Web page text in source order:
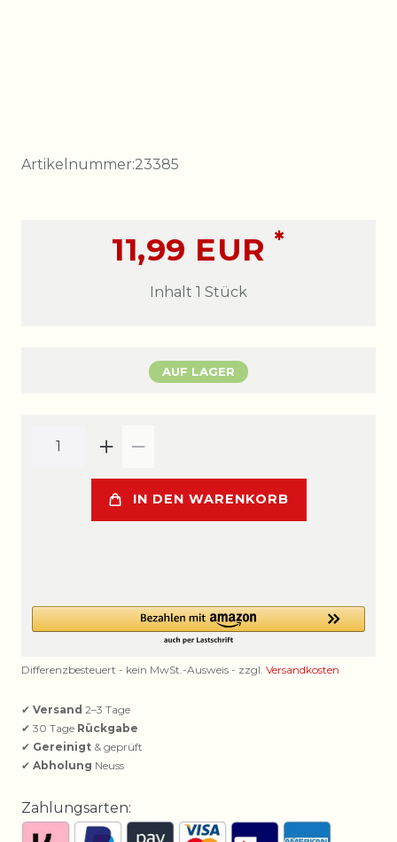
Artikelnummer:23385
11,99 EUR*
Inhalt 1 Stück
AUF LAGER
IN DEN WARENKORB
Differenzbesteuert - kein MwSt.-Ausweis - zzgl. Versandkosten
✔ Versand 2–3 Tage
✔ 30 Tage Rückgabe
✔ Gereinigt & geprüft
✔ Abholung Neuss
Zahlungsarten: